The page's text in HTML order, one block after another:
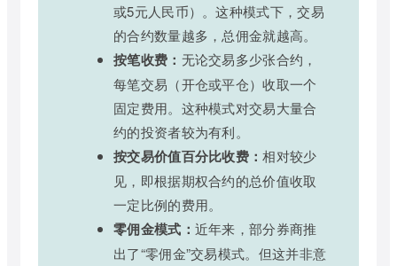
或5元人民币）。这种模式下，交易
的合约数量越多，总佣金就越高。
按笔收费： 无论交易多少张合约，
每笔交易（开仓或平仓）收取一个
固定费用。这种模式对交易大量合
约的投资者较为有利。
按交易价值百分比收费：相对较少
见，即根据期权合约的总价值收取
一定比例的费用。
零佣金模式： 近年来，部分券商推
出了“零佣金”交易模式。但这并非意